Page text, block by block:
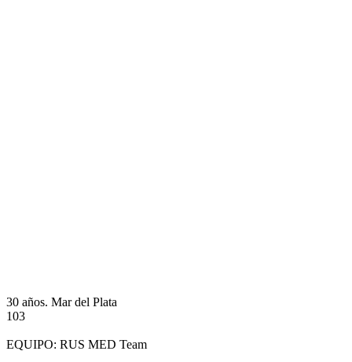
30 años. Mar del Plata
103
EQUIPO: RUS MED Team